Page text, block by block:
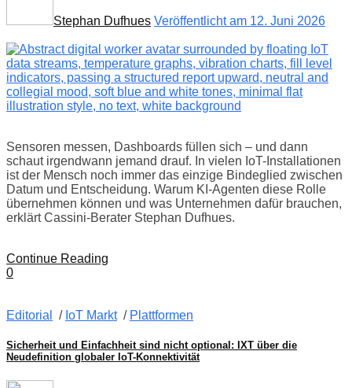
Stephan Dufhues Veröffentlicht am 12. Juni 2026
Sensoren messen, Dashboards füllen sich – und dann
schaut irgendwann jemand drauf. In vielen IoT-Installationen
ist der Mensch noch immer das einzige Bindeglied zwischen
Datum und Entscheidung. Warum KI-Agenten diese Rolle
übernehmen können und was Unternehmen dafür brauchen,
erklärt Cassini-Berater Stephan Dufhues.
Continue Reading
0
Editorial / IoT Markt/ Plattformen
Sicherheit und Einfachheit sind nicht optional: IXT über die
Neudefinition globaler IoT-Konnektivität